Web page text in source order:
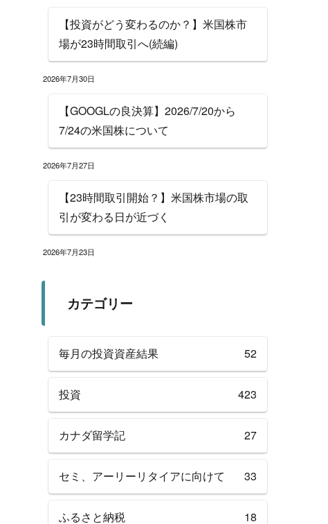
【投資がどう変わるのか？】米国株市
場が23時間取引へ(続編)
2026年7月30日
【GOOGLの良決算】2026/7/20から
7/24の米国株について
2026年7月27日
【23時間取引開始？】米国株市場の取
引が変わる日が近づく
2026年7月23日
カテゴリー
毎月の投資資産結果 52
投資 423
カナダ留学記 27
セミ、アーリーリタイアに向けて 33
ふるさと納税 18